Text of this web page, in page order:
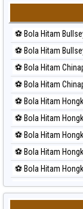
⚽ Bola Merah
⚽ Bola Merah Korea
⚽ Bola Merah Kuda
⚽ Bola Merah
⚽ Bola Merah
⚽ Bola Merah North
⚽ Bola Merah Pcso
⚽ Bola Merah Sao
⚽ Bola Merah
⚽ Bola Merah
⚽ Bola Merah
⚽ Bola Merah
⚽ Bola Hitam
⚽ Bola Hitam
⚽ Bola Hitam
⚽ Bola Hitam
⚽ Bola Hitam
⚽ Bola Hitam
⚽ Bola Hitam
⚽ Bola Hitam
⚽ Bola Hitam
⚽ Bola Hitam Japan
⚽ Bola Hitam